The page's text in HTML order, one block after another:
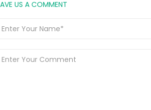
US A COMMENT